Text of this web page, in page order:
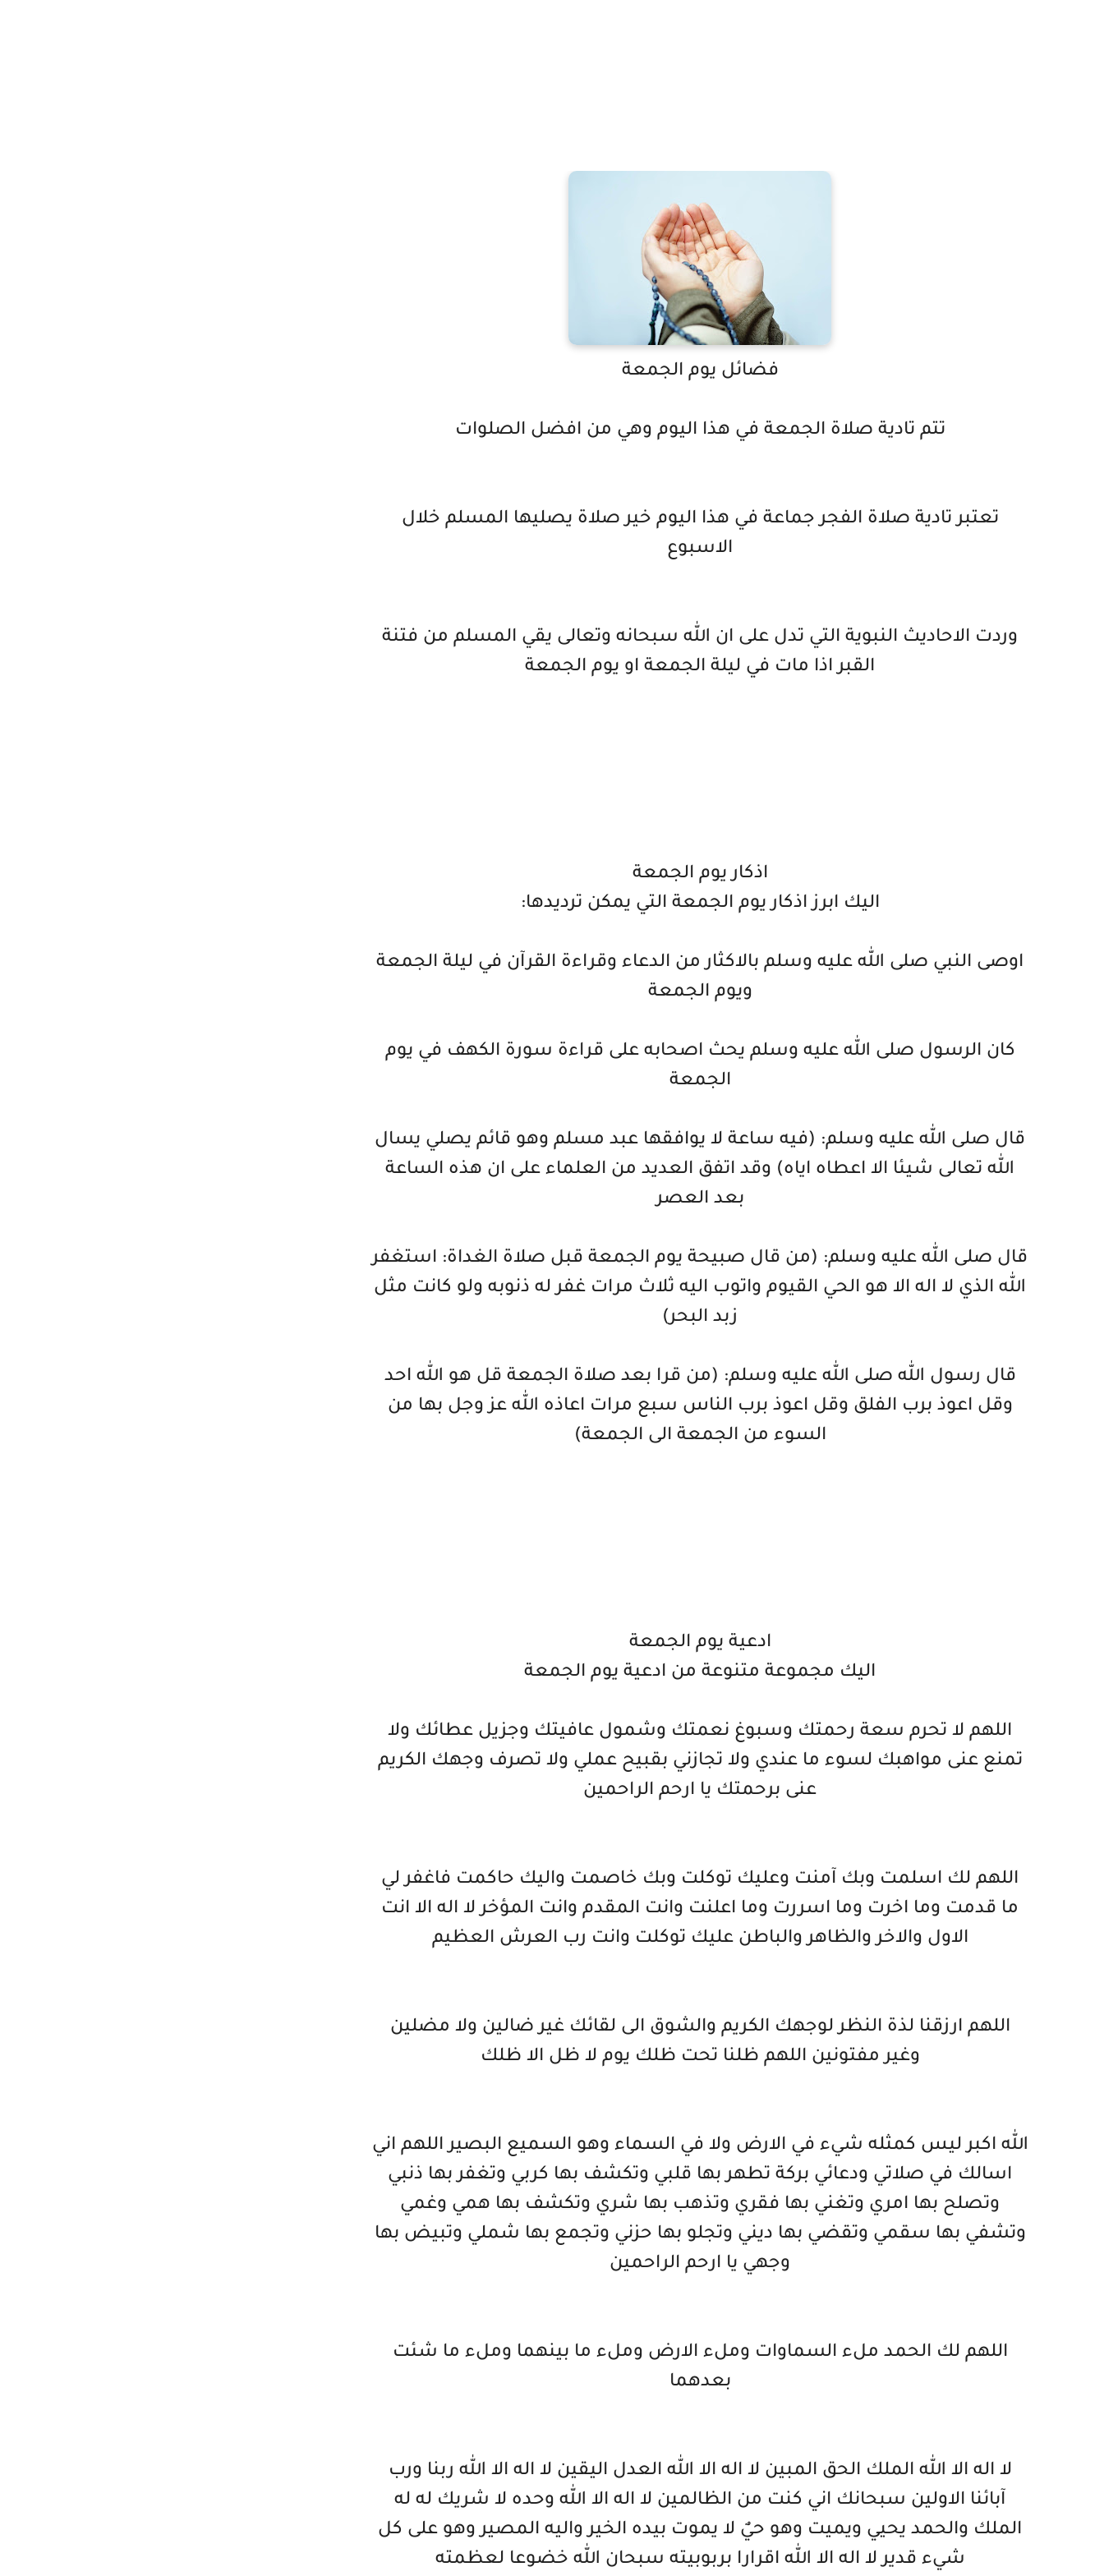
فضائل يوم الجمعة
تتم تادية صلاة الجمعة في هذا اليوم وهي من افضل الصلوات
تعتبر تادية صلاة الفجر جماعة في هذا اليوم خير صلاة يصليها المسلم خلال
الاسبوع
وردت الاحاديث النبوية التي تدل على ان الله سبحانه وتعالى يقي المسلم من فتنة
القبر اذا مات في ليلة الجمعة او يوم الجمعة
اذكار يوم الجمعة
اليك ابرز اذكار يوم الجمعة التي يمكن ترديدها:
اوصى النبي صلى الله عليه وسلم بالاكثار من الدعاء وقراءة القرآن في ليلة الجمعة
ويوم الجمعة
كان الرسول صلى الله عليه وسلم يحث اصحابه على قراءة سورة الكهف في يوم
الجمعة
قال صلى الله عليه وسلم: (فيه ساعة لا يوافقها عبد مسلم وهو قائم يصلي يسال
الله تعالى شيئا الا اعطاه اياه) وقد اتفق العديد من العلماء على ان هذه الساعة
بعد العصر
قال صلى الله عليه وسلم: (من قال صبيحة يوم الجمعة قبل صلاة الغداة: استغفر
الله الذي لا اله الا هو الحي القيوم واتوب اليه ثلاث مرات غفر له ذنوبه ولو كانت مثل
زبد البحر)
قال رسول الله صلى الله عليه وسلم: (من قرا بعد صلاة الجمعة قل هو الله احد
وقل اعوذ برب الفلق وقل اعوذ برب الناس سبع مرات اعاذه الله عز وجل بها من
السوء من الجمعة الى الجمعة)
ادعية يوم الجمعة
اليك مجموعة متنوعة من ادعية يوم الجمعة
اللهم لا تحرم سعة رحمتك وسبوغ نعمتك وشمول عافيتك وجزيل عطائك ولا
تمنع عنى مواهبك لسوء ما عندي ولا تجازني بقبيح عملي ولا تصرف وجهك الكريم
عنى برحمتك يا ارحم الراحمين
اللهم لك اسلمت وبك آمنت وعليك توكلت وبك خاصمت واليك حاكمت فاغفر لي
ما قدمت وما اخرت وما اسررت وما اعلنت وانت المقدم وانت المؤخر لا اله الا انت
الاول والاخر والظاهر والباطن عليك توكلت وانت رب العرش العظيم
اللهم ارزقنا لذة النظر لوجهك الكريم والشوق الى لقائك غير ضالين ولا مضلين
وغير مفتونين اللهم ظلنا تحت ظلك يوم لا ظل الا ظلك
الله اكبر ليس كمثله شيء في الارض ولا في السماء وهو السميع البصير اللهم اني
اسالك في صلاتي ودعائي بركة تطهر بها قلبي وتكشف بها كربي وتغفر بها ذنبي
وتصلح بها امري وتغني بها فقري وتذهب بها شري وتكشف بها همي وغمي
وتشفي بها سقمي وتقضي بها ديني وتجلو بها حزني وتجمع بها شملي وتبيض بها
وجهي يا ارحم الراحمين
اللهم لك الحمد ملء السماوات وملء الارض وملء ما بينهما وملء ما شئت
بعدهما
لا اله الا الله الملك الحق المبين لا اله الا الله العدل اليقين لا اله الا الله ربنا ورب
آبائنا الاولين سبحانك اني كنت من الظالمين لا اله الا الله وحده لا شريك له له
الملك والحمد يحيي ويميت وهو حيٌ لا يموت بيده الخير واليه المصير وهو على كل
شيء قدير لا اله الا الله اقرارا بربوبيته سبحان الله خضوعا لعظمته